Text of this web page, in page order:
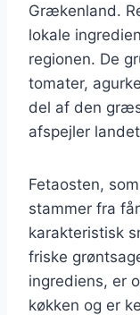
Grækenland.
lokale
regionen. De
tomater,
del af den
afspejler
Fetaosten,
stammer fra
karakteristisk
friske
ingrediens, er
køkken og er